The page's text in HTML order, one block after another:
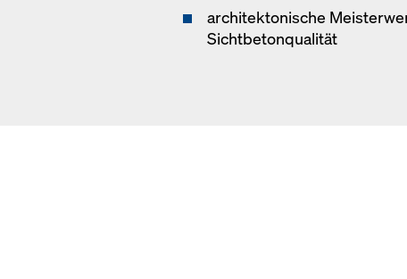
architektonische
Sichtbetonqualität